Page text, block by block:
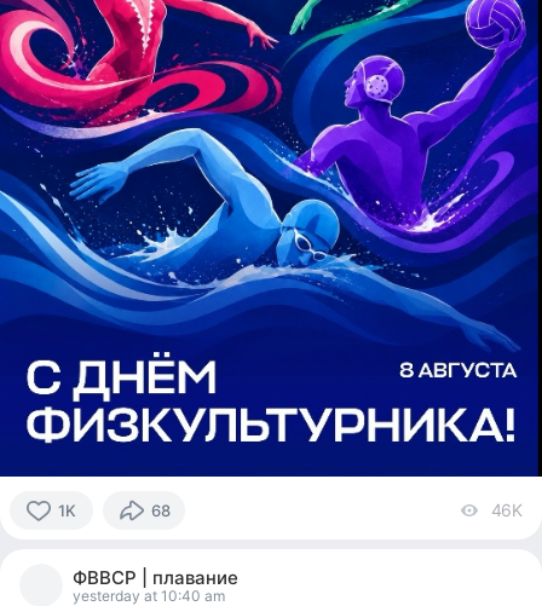
1K 68 46K
ФВВСР | плавание
yesterday at 10:40 am